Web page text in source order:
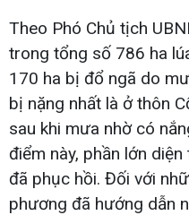
Theo Phó Chủ tịch
trong tổng số 786 ha
170 ha bị đổ ngã do
bị nặng nhất là ở thôn
sau khi mưa nhờ có
điểm này, phần lớn
đã phục hồi. Đối với
phương đã hướng dẫn